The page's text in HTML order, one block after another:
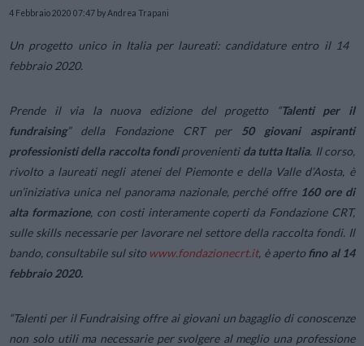
4 Febbraio 2020 07:47 by Andrea Trapani
Un progetto unico in Italia per laureati: candidature entro il 14
febbraio 2020.
Prende il via la nuova edizione del progetto “Talenti per il
fundraising” della Fondazione CRT per 50 giovani aspiranti
professionisti della raccolta fondiprovenienti da tutta Italia. Il corso,
rivolto a laureati negli atenei del Piemonte e della Valle d’Aosta, è
un’iniziativa unica nel panorama nazionale, perché offre 160 ore di
alta formazione, con costi interamente coperti da Fondazione CRT,
sulle skills necessarie per lavorare nel settore della raccolta fondi. Il
bando, consultabile sul sito www.fondazionecrt.it, è aperto fino al 14
febbraio 2020.
“Talenti per il Fundraising offre ai giovani un bagaglio di conoscenze
non solo utili ma necessarie per svolgere al meglio una professione